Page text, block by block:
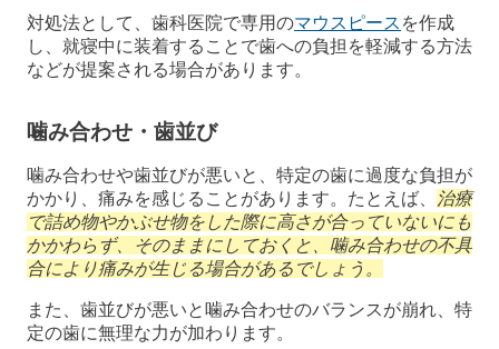
対処法として、歯科医院で専用のマウスピース を作成
し、就寝中に装着することで歯への負担を軽減する方法
などが提案される場合があります。
噛み合わせ・歯並び
噛み合わせや歯並びが悪いと、特定の歯に過度な負担が
かかり、痛みを感じることがあります。たとえば、
治療
で詰め物やかぶせ物をした際に高さが合っていないにも
かかわらず、そのままにしておくと、噛み合わせの不具
合により痛みが生じる場合があるでしょう。
また、歯並びが悪いと噛み合わせのバランスが崩れ、特
定の歯に無理な力が加わります。